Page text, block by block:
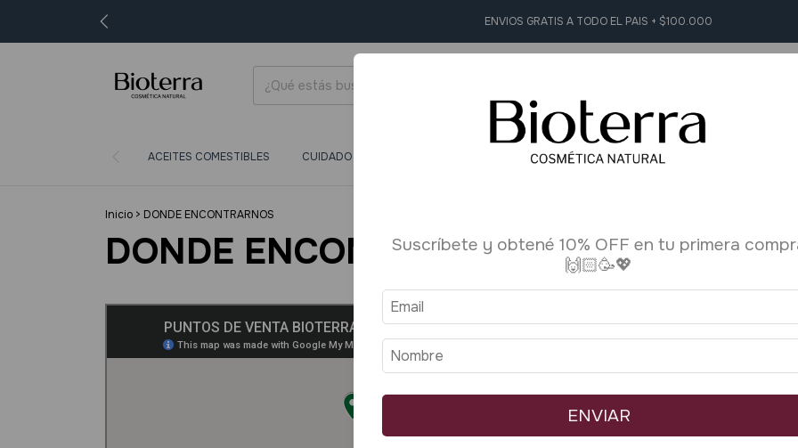
ENVIOS GRATIS A TODO EL PAIS + $100.000
ACEITES COMESTIBLES CUIDADO CORPORAL Y FACIAL HIGIENE PERSONAL AROMATERAPIA
Inicio > DONDE ENCONTRARNOS
DONDE ENCONTRARNOSSuscríbete y obtené 10% OFF en tu primera
🙌🏻🥳💖
ENVIAR